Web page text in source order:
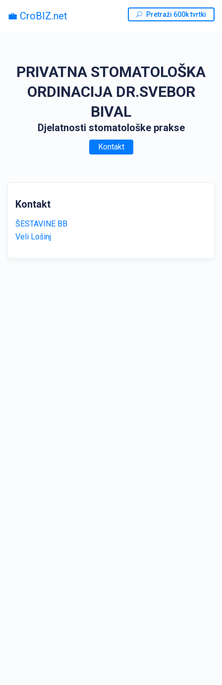
💼 CroBIZ.net Pretraži 600k tvrtki
PRIVATNA STOMATOLOŠKA
ORDINACIJA DR.SVEBOR
BIVAL
Djelatnosti stomatološke prakse
Kontakt
Kontakt
ŠESTAVINE BB
Veli Lošinj